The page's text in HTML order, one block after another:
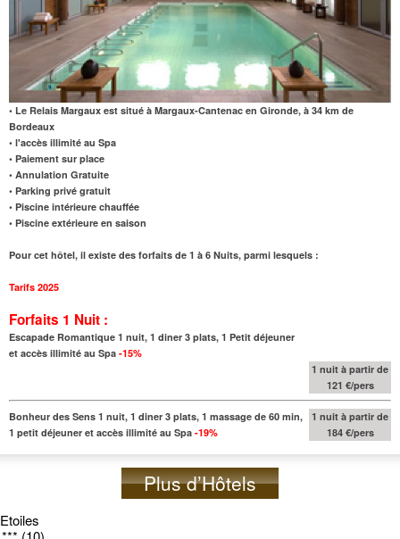
• Le Relais Margaux est situé à Margaux-Cantenac en Gironde, à 34 km de
Bordeaux
• l'accès illimité au Spa
• Paiement sur place
• Annulation Gratuite
• Parking privé gratuit
• Piscine intérieure chauffée
• Piscine extérieure en saison
Pour cet hôtel, il existe des forfaits de 1 à 6 Nuits, parmi lesquels :
Tarifs 2025
Forfaits 1 Nuit :
Escapade Romantique 1 nuit, 1 diner 3 plats, 1 Petit déjeuner
et accès illimité au Spa -15%
1 nuit à partir de
121 €/pers
Bonheur des Sens 1 nuit, 1 diner 3 plats, 1 massage de 60 min,
1 petit déjeuner et accès illimité au Spa -19%
1 nuit à partir de
184 €/pers
Plus d’Hôtels
Etoiles